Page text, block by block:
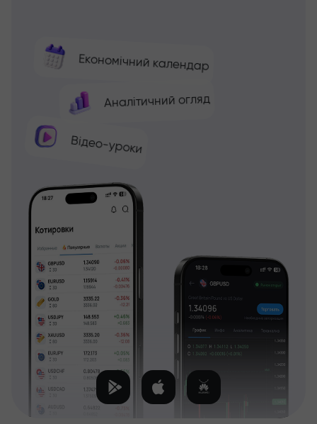
Економічний календар
Аналітичний огляд
Відео-уроки